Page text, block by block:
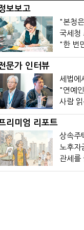
보보고
문가 인터뷰
리미엄 리포트